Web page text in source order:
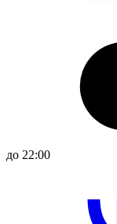
до 22:00